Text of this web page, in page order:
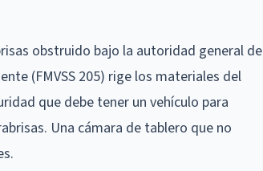
obstruido bajo la autoridad general de
(FMVSS 205) rige los materiales del
que debe tener un vehículo para
Una cámara de tablero que no